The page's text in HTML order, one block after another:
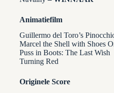
Animatiefilm
Guillermo del Toro’s
Marcel the Shell with Shoes
Puss in Boots: The Last Wish
Turning Red
Originele Score